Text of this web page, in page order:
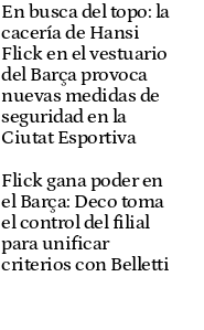
En busca del topo: la
cacería de Hansi
Flick en el vestuario
del Barça provoca
nuevas medidas de
seguridad en la
Ciutat Esportiva
Flick gana poder en
el Barça: Deco toma
el control del filial
para unificar
criterios con Belletti